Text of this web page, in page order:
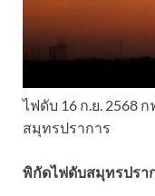
ไฟดับ 16 ก.ย. 2568
สมุทรปราการ
พิกัดไฟดับสมุทรปรา